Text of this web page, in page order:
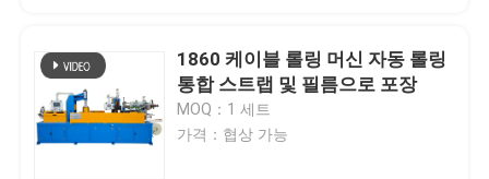
1860 케이블 롤링 머신 자동 롤링
통합 스트랩 및 필름으로 포장
MOQ：1 세트
가격：협상 가능